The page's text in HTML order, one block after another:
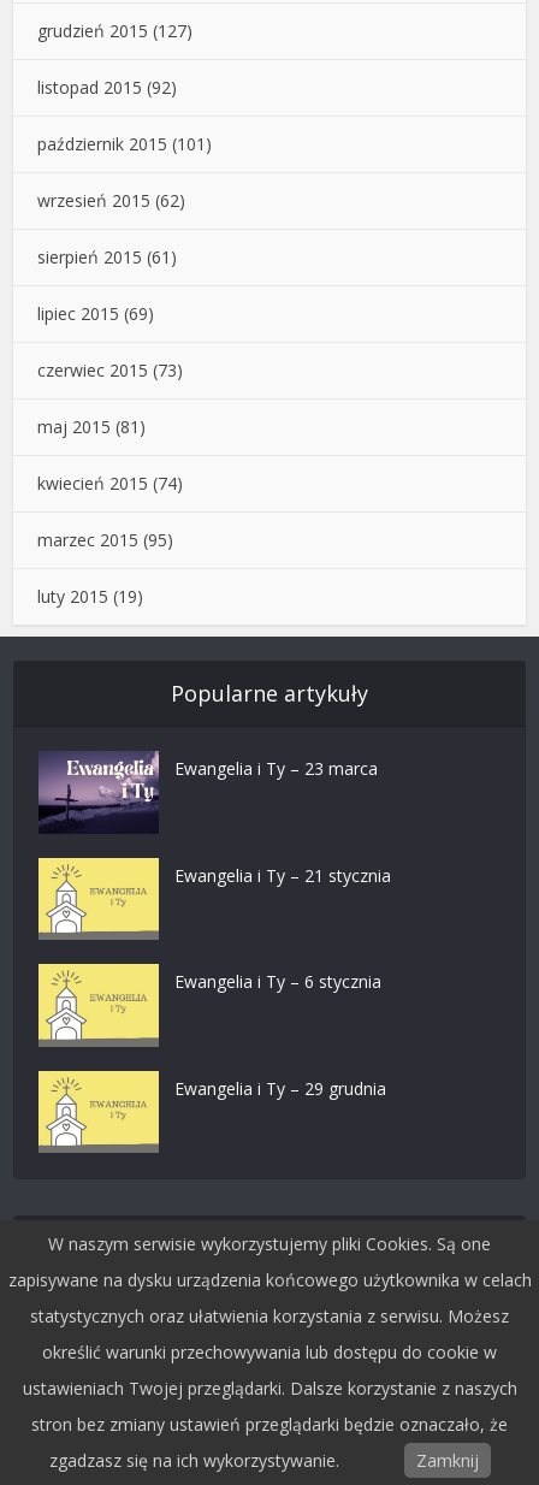
grudzień 2015 (127)
listopad 2015 (92)
październik 2015 (101)
wrzesień 2015 (62)
sierpień 2015 (61)
lipiec 2015 (69)
czerwiec 2015 (73)
maj 2015 (81)
kwiecień 2015 (74)
marzec 2015 (95)
luty 2015 (19)
Popularne artykuły
Ewangelia i Ty – 23 marca
Ewangelia i Ty – 21 stycznia
Ewangelia i Ty – 6 stycznia
Ewangelia i Ty – 29 grudnia
Dołącz do nas na facebooku
W naszym serwisie wykorzystujemy pliki Cookies. Są one
zapisywane na dysku urządzenia końcowego użytkownika w celach
statystycznych oraz ułatwienia korzystania z serwisu. Możesz
określić warunki przechowywania lub dostępu do cookie w
ustawieniach Twojej przeglądarki. Dalsze korzystanie z naszych
stron bez zmiany ustawień przeglądarki będzie oznaczało, że
zgadzasz się na ich wykorzystywanie.
Zamknij